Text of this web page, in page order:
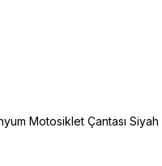
Motosiklet Çantası Siyah